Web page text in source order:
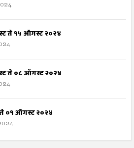
ते १५ ऑगस्ट २०२४
ते ०८ ऑगस्ट २०२४
०१ ऑगस्ट २०२४